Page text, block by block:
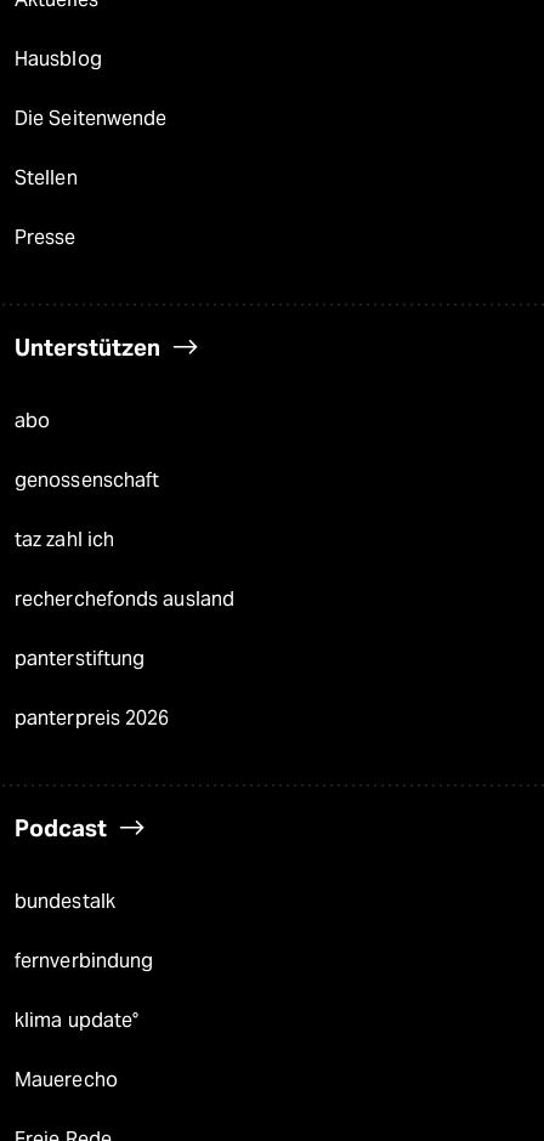
Hausblog
Die Seitenwende
Stellen
Presse
Unterstützen
abo
genossenschaft
taz zahl ich
recherchefonds ausland
panterstiftung
panterpreis 2026
Podcast
bundestalk
fernverbindung
klima update°
Mauerecho